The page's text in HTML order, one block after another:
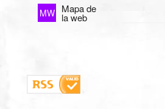
MW Mapa de
la web